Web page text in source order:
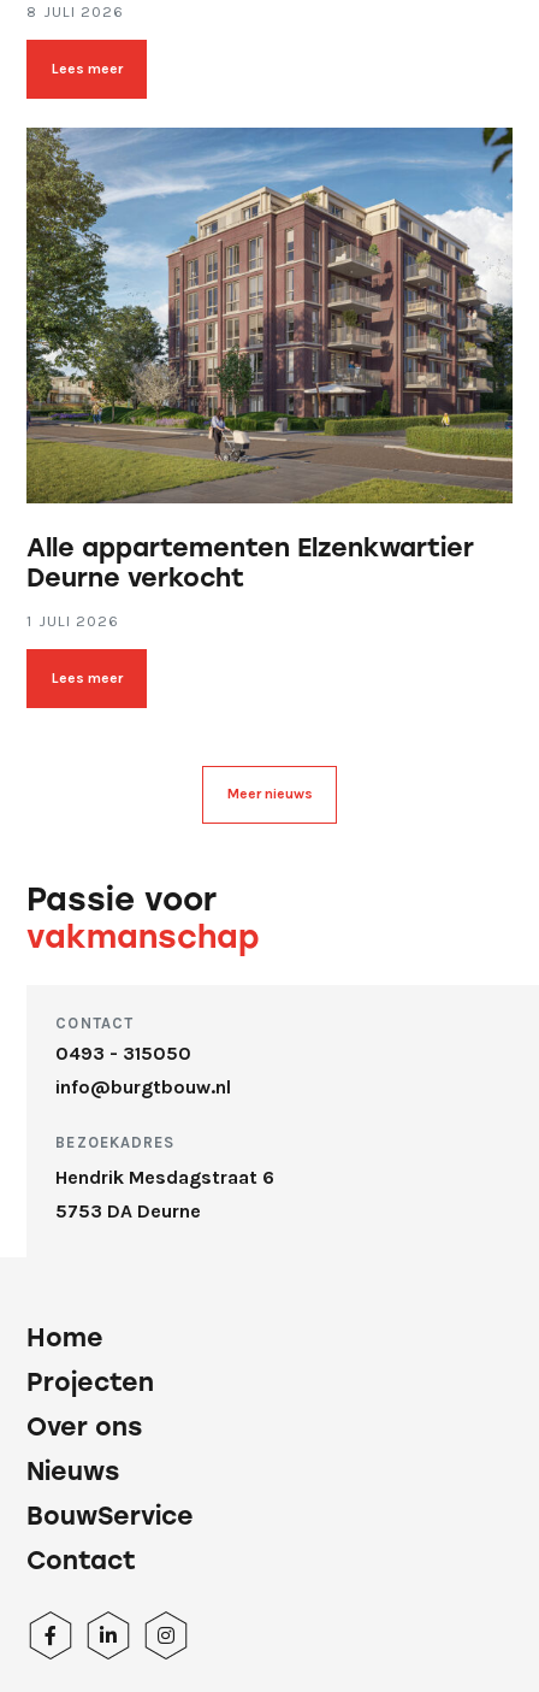
8 JULI 2026
Lees meer
Alle appartementen Elzenkwartier
Deurne verkocht
1 JULI 2026
Lees meer
Meer nieuws
Passie voor
vakmanschap
CONTACT
0493 - 315050
info@burgtbouw.nl
BEZOEKADRES
Hendrik Mesdagstraat 6
5753 DA Deurne
Home
Projecten
Over ons
Nieuws
BouwService
Contact